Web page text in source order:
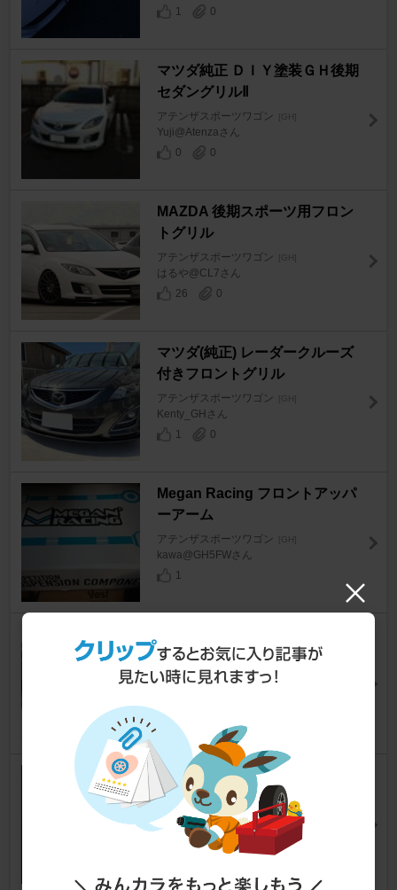
1
0
マツダ純正 ＤＩＹ塗装ＧＨ後期
セダングリルⅡ
アテンザスポーツワゴン [GH]
Yuji@Atenzaさん
0
0
MAZDA 後期スポーツ用フロン
トグリル
アテンザスポーツワゴン [GH]
はるや@CL7さん
26
0
マツダ(純正) レーダークルーズ
付きフロントグリル
アテンザスポーツワゴン [GH]
Kenty_GHさん
1
0
Megan Racing フロントアッパ
ーアーム
アテンザスポーツワゴン [GH]
kawa@GH5FWさん
1
イラインフィルム(オレンジ)
アテンザスポーツワゴン
KYB(カヤバ) Lowfer Sports
アテンザスポーツワゴン [GH]
片道700km＠Atenza2ndさん